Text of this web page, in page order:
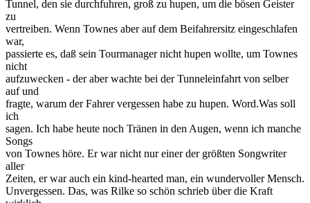
Tunnel, den sie durchfuhren, groß zu hupen, um die bösen Geister
zu
vertreiben. Wenn Townes aber auf dem Beifahrersitz eingeschlafen
war,
passierte es, daß sein Tourmanager nicht hupen wollte, um Townes
nicht
aufzuwecken - der aber wachte bei der Tunneleinfahrt von selber
auf und
fragte, warum der Fahrer vergessen habe zu hupen. Word.Was soll
ich
sagen. Ich habe heute noch Tränen in den Augen, wenn ich manche
Songs
von Townes höre. Er war nicht nur einer der größten Songwriter
aller
Zeiten, er war auch ein kind-hearted man, ein wundervoller Mensch.
Unvergessen. Das, was Rilke so schön schrieb über die Kraft